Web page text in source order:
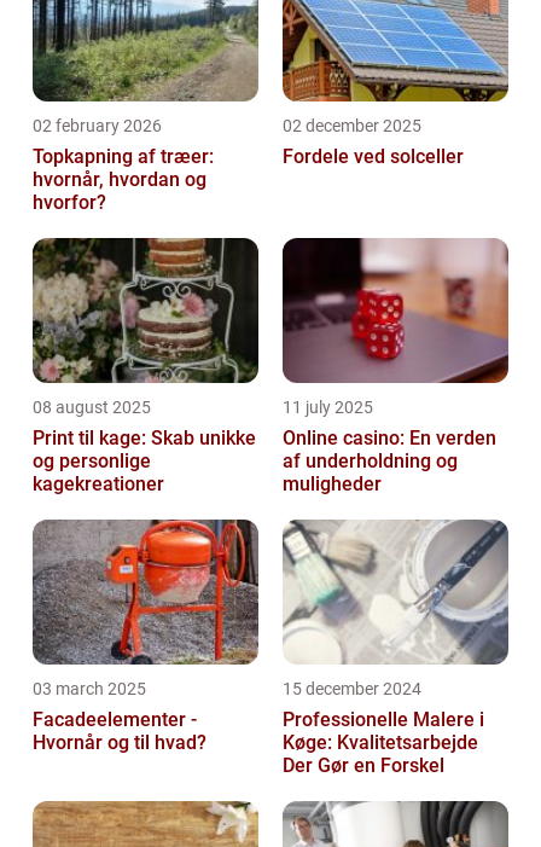
02 february 2026
Topkapning af træer:
hvornår, hvordan og
hvorfor?
02 december 2025
Fordele ved solceller
08 august 2025
Print til kage: Skab unikke
og personlige
kagekreationer
11 july 2025
Online casino: En verden
af underholdning og
muligheder
03 march 2025
Facadeelementer -
Hvornår og til hvad?
15 december 2024
Professionelle Malere i
Køge: Kvalitetsarbejde
Der Gør en Forskel